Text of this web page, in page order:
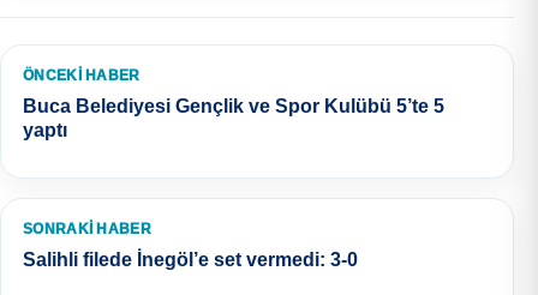
ÖNCEKI HABER
Buca Belediyesi Gençlik ve Spor Kulübü 5’te 5
yaptı
SONRAKI HABER
Salihli filede İnegöl’e set vermedi: 3-0